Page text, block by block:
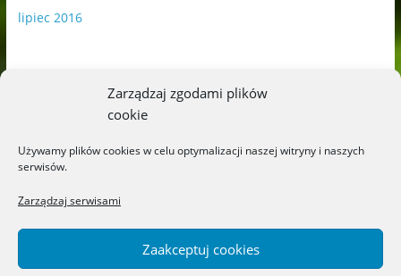
Zarządzaj zgodami plików
cookie
Używamy plików cookies w celu optymalizacji naszej witryny i naszych
serwisów.
Zarządzaj serwisami
Zaakceptuj cookies
lipiec 2016